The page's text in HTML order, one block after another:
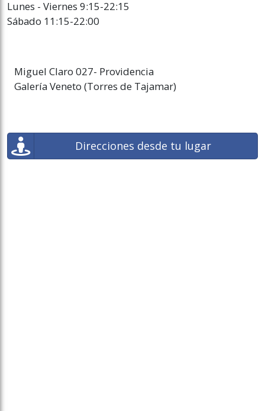
Lunes - Viernes 9:15-22:15
Sábado 11:15-22:00
Miguel Claro 027- Providencia
Galería Veneto (Torres de Tajamar)
Direcciones desde tu lugar